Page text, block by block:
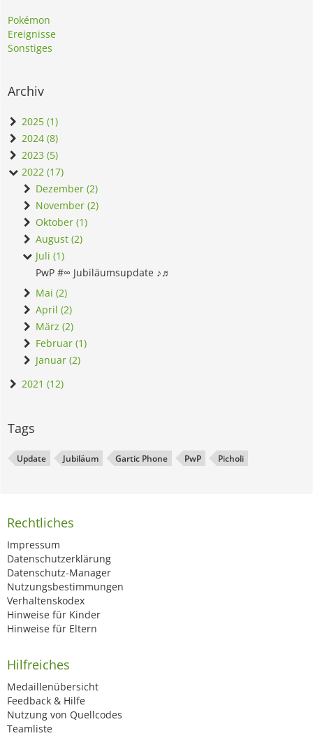
Pokémon
Ereignisse
Sonstiges
Archiv
2025 (1)
2024 (8)
2023 (5)
2022 (17)
Dezember (2)
November (2)
Oktober (1)
August (2)
Juli (1)
PwP #∞ Jubiläumsupdate ♪♬
Mai (2)
April (2)
März (2)
Februar (1)
Januar (2)
2021 (12)
Tags
Update Jubiläum Gartic Phone PwP Picholi
Rechtliches
Impressum
Datenschutzerklärung
Datenschutz-Manager
Nutzungsbestimmungen
Verhaltenskodex
Hinweise für Kinder
Hinweise für Eltern
Hilfreiches
Medaillenübersicht
Feedback & Hilfe
Nutzung von Quellcodes
Teamliste